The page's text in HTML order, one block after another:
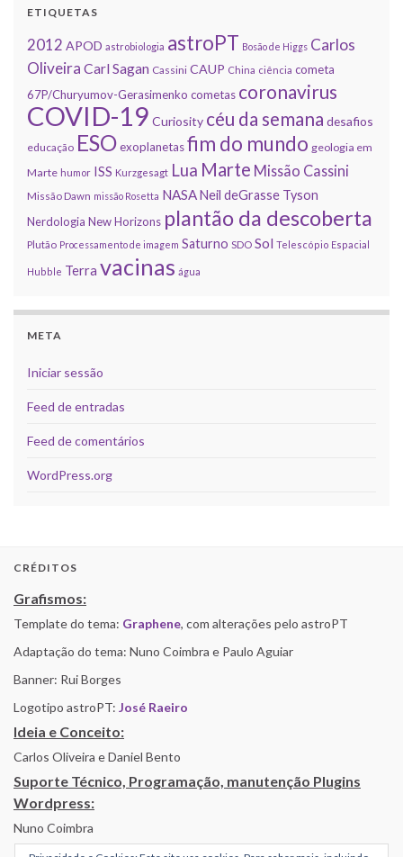
ETIQUETAS
2012 APOD astrobiologia astroPT Bosão de Higgs Carlos
Oliveira Carl Sagan Cassini CAUP China ciência cometa
67P/Churyumov-Gerasimenko cometas coronavirus
COVID-19 Curiosity céu da semana desafios
educação ESOexoplanetasfim do mundo geologia em
Marte humor ISS Kurzgesagt Lua Marte Missão Cassini
Missão Dawn missão Rosetta NASANeil deGrasse Tyson
Nerdologia New Horizons plantão da descoberta
Plutão Processamento de imagem Saturno SDO Sol Telescópio Espacial
Hubble Terra vacinas água
META
Iniciar sessão
Feed de entradas
Feed de comentários
WordPress.org
CRÉDITOS
Grafismos:
Template do tema: Graphene, com alterações pelo astroPT
Adaptação do tema: Nuno Coimbra e Paulo Aguiar
Banner: Rui Borges
Logotipo astroPT: José Raeiro
Ideia e Conceito:
Carlos Oliveira e Daniel Bento
Suporte Técnico, Programação, manutenção Plugins
Wordpress:
Nuno Coimbra